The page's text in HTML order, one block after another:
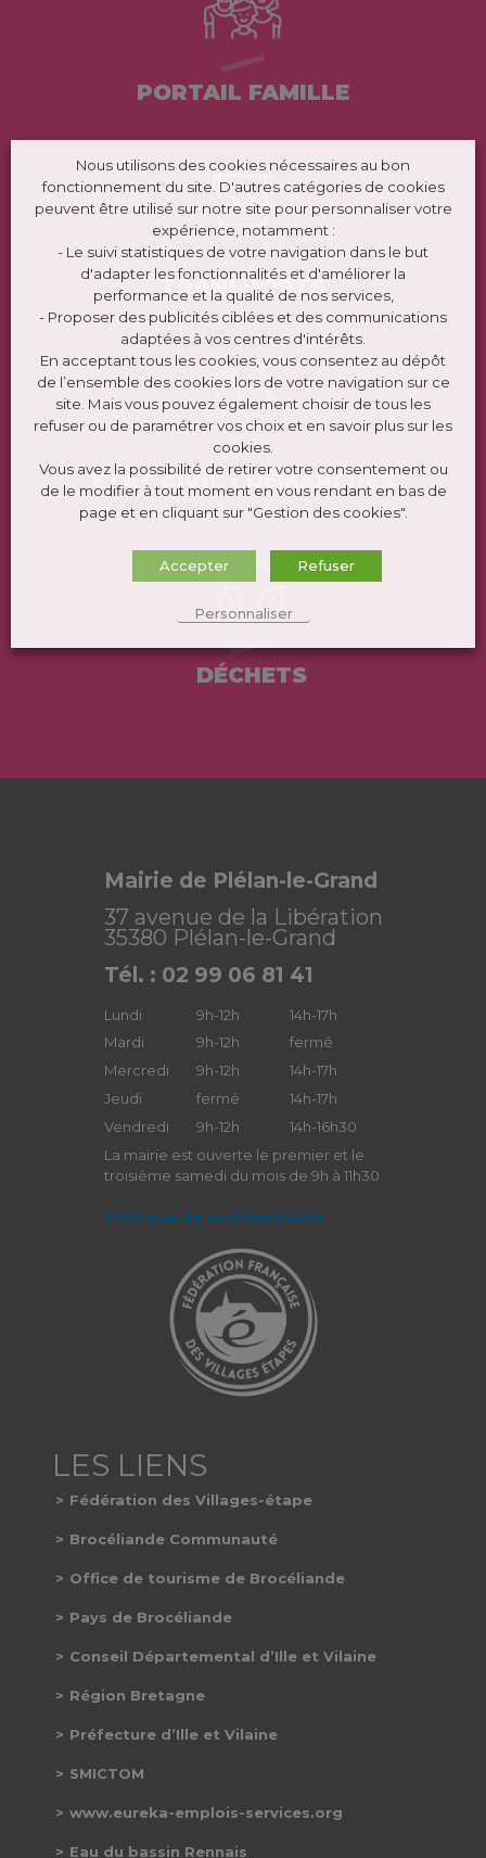
PORTAIL FAMILLE
TRANSPORTS
ÉTAT CIVIL / DEMARCHES
DÉCHETS
Mairie de Plélan-le-Grand
37 avenue de la Libération
35380 Plélan-le-Grand
Tél. : 02 99 06 81 41
Lundi 9h-12h
14h-17h
Mardi
9h-12h
fermé
Mercredi
9h-12h
14h-17h
Jeudi
fermé
14h-17h
Vendredi
9h-12h
14h-16h30
La mairie est ouverte le premier et le
troisième samedi du mois de 9h à 11h30
Politique de confidentialité
Fédération des Villages-étape
Brocéliande Communauté
Office de tourisme de Brocéliande
Pays de Brocéliande
Conseil Départemental d’Ille et Vilaine
Région Bretagne
Préfecture d’Ille et Vilaine
SMICTOM
www.eureka-emplois-services.org
Eau du bassin Rennais
Nous utilisons des cookies nécessaires au bon
fonctionnement du site. D'autres catégories de cookies
peuvent être utilisé sur notre site pour personnaliser votre
expérience, notamment :
- Le suivi statistiques de votre navigation dans le but
d'adapter les fonctionnalités et d'améliorer la
performance et la qualité de nos services,
- Proposer des publicités ciblées et des communications
adaptées à vos centres d'intérêts.
En acceptant tous les cookies, vous consentez au dépôt
de l’ensemble des cookies lors de votre navigation sur ce
site. Mais vous pouvez également choisir de tous les
refuser ou de paramétrer vos choix et en savoir plus sur les
cookies.
Vous avez la possibilité de retirer votre consentement ou
de le modifier à tout moment en vous rendant en bas de
page et en cliquant sur "Gestion des cookies".
Accepter Refuser
Personnaliser